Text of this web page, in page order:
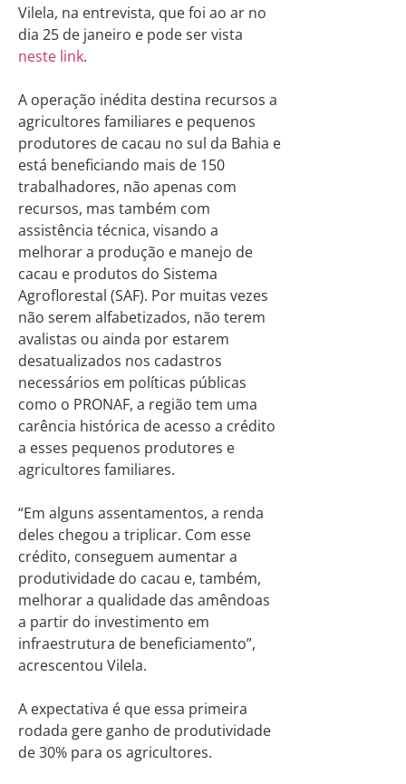
Vilela, na entrevista, que foi ao ar no
dia 25 de janeiro e pode ser vista
neste link.
A operação inédita destina recursos a
agricultores familiares e pequenos
produtores de cacau no sul da Bahia e
está beneficiando mais de 150
trabalhadores, não apenas com
recursos, mas também com
assistência técnica, visando a
melhorar a produção e manejo de
cacau e produtos do Sistema
Agroflorestal (SAF). Por muitas vezes
não serem alfabetizados, não terem
avalistas ou ainda por estarem
desatualizados nos cadastros
necessários em políticas públicas
como o PRONAF, a região tem uma
carência histórica de acesso a crédito
a esses pequenos produtores e
agricultores familiares.
“Em alguns assentamentos, a renda
deles chegou a triplicar. Com esse
crédito, conseguem aumentar a
produtividade do cacau e, também,
melhorar a qualidade das amêndoas
a partir do investimento em
infraestrutura de beneficiamento”,
acrescentou Vilela.
A expectativa é que essa primeira
rodada gere ganho de produtividade
de 30% para os agricultores.